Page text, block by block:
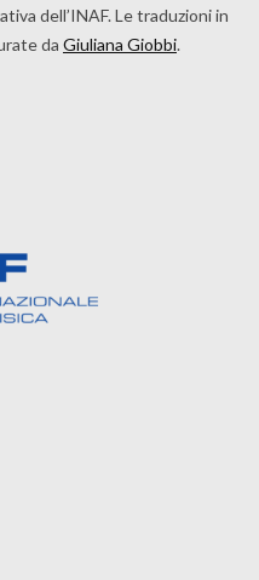
dell’INAF. Le traduzioni in
da Giuliana Giobbi.